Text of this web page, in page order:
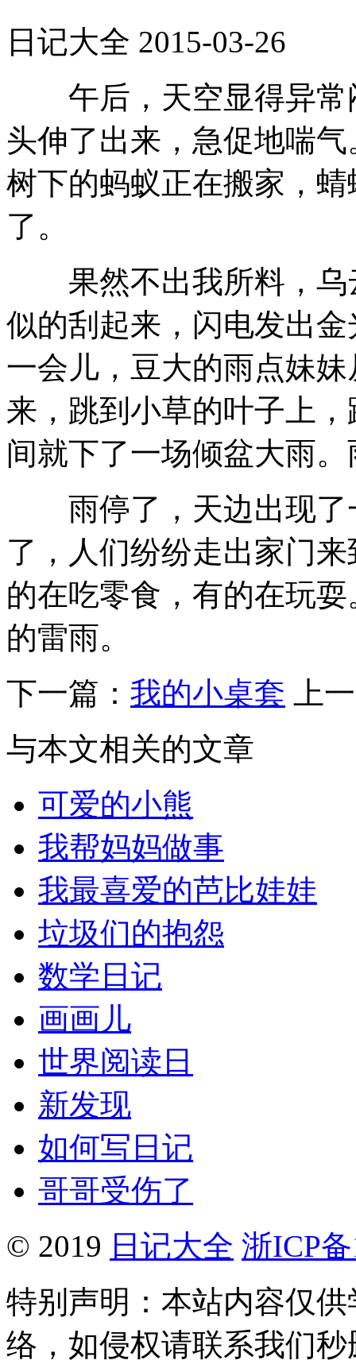
日记大全 2015-03-26
午后，天空显得异常
头伸了出来，急促地喘
树下的蚂蚁正在搬家，
了。
果然不出我所料，乌
似的刮起来，闪电发出
一会儿，豆大的雨点妹
来，跳到小草的叶子上
间就下了一场倾盆大雨
雨停了，天边出现了
了，人们纷纷走出家门
的在吃零食，有的在玩
的雷雨。
下一篇： 我的小桌套
上
与本文相关的文章
可爱的小熊
我帮妈妈做事
我最喜爱的芭比娃娃
垃圾们的抱怨
数学日记
画画儿
世界阅读日
新发现
如何写日记
哥哥受伤了
© 2019 日记大全 浙ICP
特别声明：本站内容仅
络，如侵权请联系我们秒